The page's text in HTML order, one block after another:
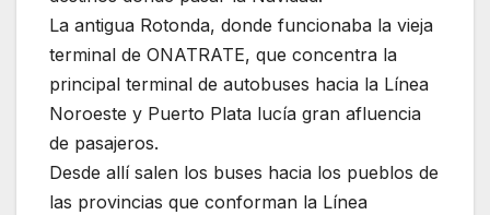
La antigua Rotonda, donde funcionaba la vieja
terminal de ONATRATE, que concentra la
principal terminal de autobuses hacia la Línea
Noroeste y Puerto Plata lucía gran afluencia
de pasajeros.
Desde allí salen los buses hacia los pueblos de
las provincias que conforman la Línea